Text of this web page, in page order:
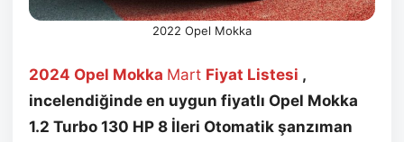
2022 Opel Mokka
2024 Opel Mokka Mart Fiyat Listesi ,
incelendiğinde en uygun fiyatlı Opel Mokka
1.2 Turbo 130 HP 8 İleri Otomatik şanzıman